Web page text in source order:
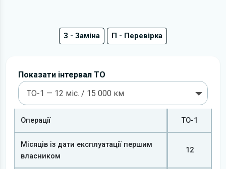
З - Заміна П - Перевірка
Показати інтервал ТО
ТО-1 — 12 міс. / 15 000 км
Операції ТО-1
Місяців із дати експлуатації першим
власником
12